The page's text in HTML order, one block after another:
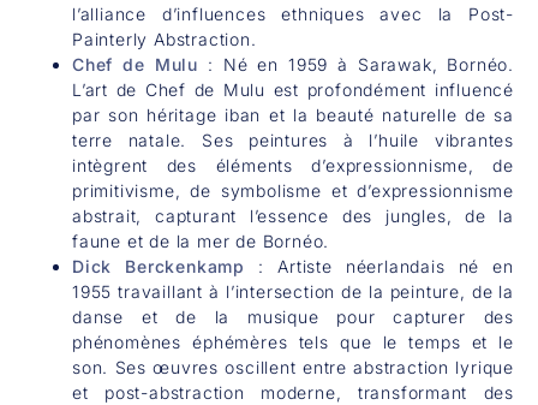
l’alliance d’influences ethniques avec la Post-
Painterly Abstraction.
Chef de Mulu : Né en 1959 à Sarawak, Bornéo.
L’art de Chef de Mulu est profondément influencé
par son héritage iban et la beauté naturelle de sa
terre natale. Ses peintures à l’huile vibrantes
intègrent des éléments d’expressionnisme, de
primitivisme, de symbolisme et d’expressionnisme
abstrait, capturant l’essence des jungles, de la
faune et de la mer de Bornéo.
Dick Berckenkamp
: Artiste néerlandais né en
1955 travaillant à l’intersection de la peinture, de la
danse et de la musique pour capturer des
phénomènes éphémères tels que le temps et le
son. Ses œuvres oscillent entre abstraction lyrique
et post-abstraction moderne, transformant des